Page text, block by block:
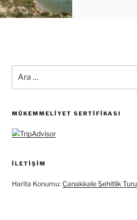
MÜKEMMELIYET SERTIFIKASI
İLETIŞIM
Harita Konumu: Çanakkale Şehitlik Turu